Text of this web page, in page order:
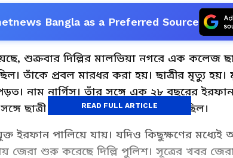
Bangla as a Preferred Source
শুক্রবার দিল্লির মালভিয়া নগরে এক কলেজ
তাঁকে প্রবল মারধর করা হয়। ছাত্রীর মৃত্যু হয়।
নাম নার্গিস। তাঁর সঙ্গে এক ২৮ বছরের
ছাত্রী অরবিন্দ কলেজের পার্কে গিয়েছিল।
ইরফান পালিয়ে যায়। যদিও কিছুক্ষণের মধ্যেই
জেরা শুরু করেছে দিল্লি পুলিশ। সূত্রের খবর
READ FULL ARTICLE